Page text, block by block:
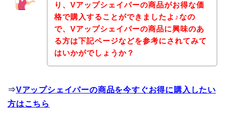
り、Vアップシェイパーの商品がお得な価
格で購入することができましたよ♪なの
で、Vアップシェイパーの商品に興味のあ
る方は下記ページなどを参考にされてみて
はいかがでしょうか？
⇒Vアップシェイパーの商品を今すぐお得に購入したい
方はこちら